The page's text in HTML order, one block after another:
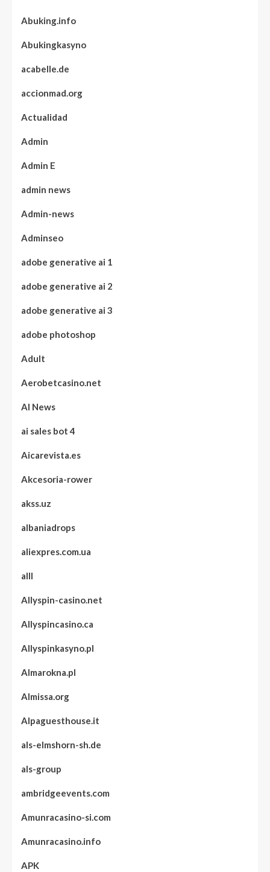
Abuking.info
Abukingkasyno
acabelle.de
accionmad.org
Actualidad
Admin
Admin E
admin news
Admin-news
Adminseo
adobe generative ai 1
adobe generative ai 2
adobe generative ai 3
adobe photoshop
Adult
Aerobetcasino.net
AI News
ai sales bot 4
Aicarevista.es
Akcesoria-rower
akss.uz
albaniadrops
aliexpres.com.ua
alll
Allyspin-casino.net
Allyspincasino.ca
Allyspinkasyno.pl
Almarokna.pl
Almissa.org
Alpaguesthouse.it
als-elmshorn-sh.de
als-group
ambridgeevents.com
Amunracasino-si.com
Amunracasino.info
APK